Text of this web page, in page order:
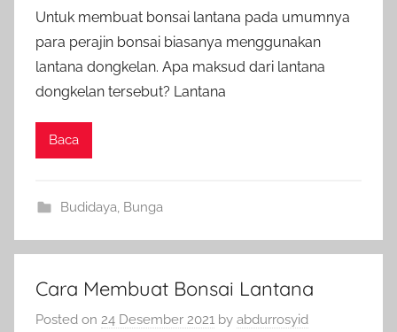
Untuk membuat bonsai lantana pada umumnya
para perajin bonsai biasanya menggunakan
lantana dongkelan. Apa maksud dari lantana
dongkelan tersebut? Lantana
Baca
Budidaya, Bunga
Cara Membuat Bonsai Lantana
Posted on 24 Desember 2021 by abdurrosyid